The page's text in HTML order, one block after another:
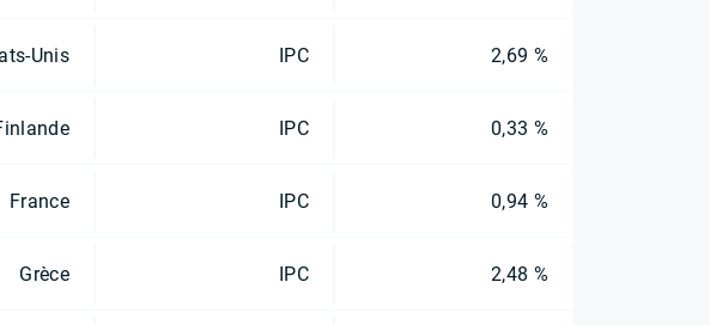
Unis IPC 2,69 %
IPC 0,33 %
France IPC 0,94 %
Grèce IPC 2,48 %